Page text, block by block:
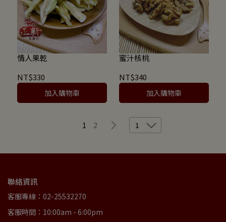
情人果乾
NT$330
加入購物車
蜜汁核桃
NT$340
加入購物車
1 2 1
聯絡資訊
客服專線：02-25532270
客服時間：10:00am - 6:00pm